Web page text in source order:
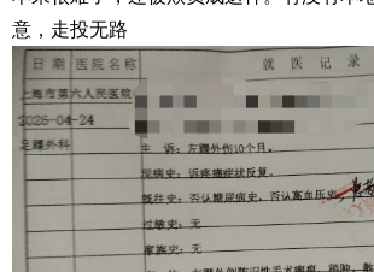
意，走投无路